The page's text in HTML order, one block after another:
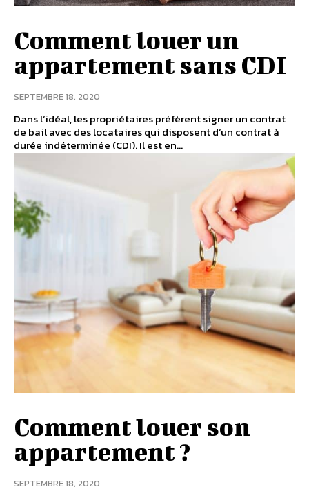
Comment louer un
appartement sans CDI
SEPTEMBRE 18, 2020
Dans l’idéal, les propriétaires préfèrent signer un contrat
de bail avec des locataires qui disposent d’un contrat à
durée indéterminée (CDI). Il est en...
Comment louer son
appartement ?
SEPTEMBRE 18, 2020